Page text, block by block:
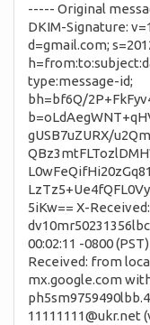
----- Original
DKIM-Signature:
d=gmail.com;
type:message-id;
bh=bf6Q/
gUSB7uZURX/
5iKw== X-
00:02:11 -0800
Received: from
mx.google.com
11111111@ukr.net